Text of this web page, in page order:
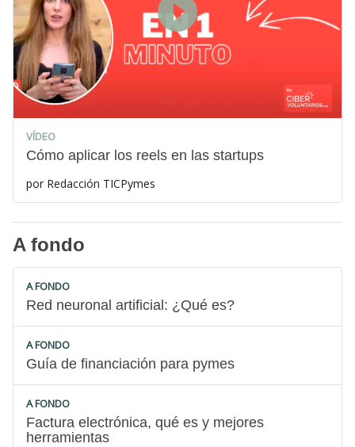
VÍDEO
Cómo aplicar los reels en las startups
por Redacción TICPymes
A fondo
A FONDO
Red neuronal artificial: ¿Qué es?
A FONDO
Guía de financiación para pymes
A FONDO
Factura electrónica, qué es y mejores
herramientas